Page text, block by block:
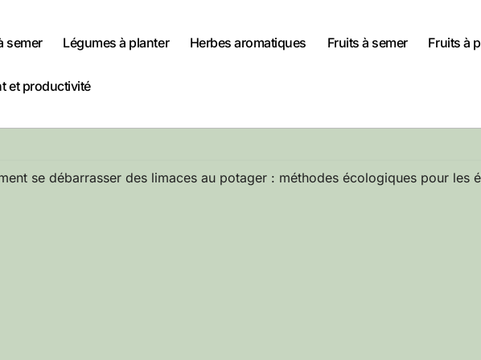
semer Légumes à planter Herbes aromatiques Fruits à semer Fruits à
et productivité
se débarrasser des limaces au potager : méthodes écologiques pour les